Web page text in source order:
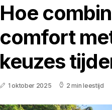
Hoe
comfort
keuzes
1 oktober 2025 2 min leestijd